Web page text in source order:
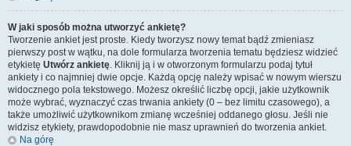
W jaki sposób można utworzyć ankietę?
Tworzenie ankiet jest proste. Kiedy tworzysz nowy temat bądź zmieniasz
pierwszy post w wątku, na dole formularza tworzenia tematu będziesz widzieć
etykietę Utwórz ankietę. Kliknij ją i w otworzonym formularzu podaj tytuł
ankiety i co najmniej dwie opcje. Każdą opcję należy wpisać w nowym wierszu
widocznego pola tekstowego. Możesz określić liczbę opcji, jakie użytkownik
może wybrać, wyznaczyć czas trwania ankiety (0 – bez limitu czasowego), a
także umożliwić użytkownikom zmianę wcześniej oddanego głosu. Jeśli nie
widzisz etykiety, prawdopodobnie nie masz uprawnień do tworzenia ankiet.
Na górę